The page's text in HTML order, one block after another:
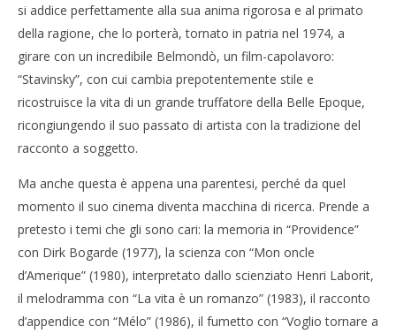
si addice perfettamente alla sua anima rigorosa e al primato
della ragione, che lo porterà, tornato in patria nel 1974, a
girare con un incredibile Belmondò, un film-capolavoro:
“Stavinsky”, con cui cambia prepotentemente stile e
ricostruisce la vita di un grande truffatore della Belle Epoque,
ricongiungendo il suo passato di artista con la tradizione del
racconto a soggetto.
Ma anche questa è appena una parentesi, perché da quel
momento il suo cinema diventa macchina di ricerca. Prende a
pretesto i temi che gli sono cari: la memoria in “Providence”
con Dirk Bogarde (1977), la scienza con “Mon oncle
d’Amerique” (1980), interpretato dallo scienziato Henri Laborit,
il melodramma con “La vita è un romanzo” (1983), il racconto
d’appendice con “Mélo” (1986), il fumetto con “Voglio tornare a